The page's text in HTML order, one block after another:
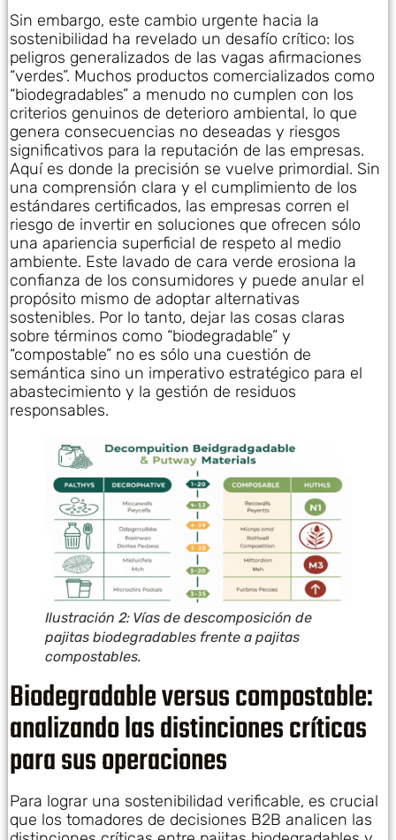
Sin embargo, este cambio urgente hacia la
sostenibilidad ha revelado un desafío crítico: los
peligros generalizados de las vagas afirmaciones
“verdes”. Muchos productos comercializados como
“biodegradables” a menudo no cumplen con los
criterios genuinos de deterioro ambiental, lo que
genera consecuencias no deseadas y riesgos
significativos para la reputación de las empresas.
Aquí es donde la precisión se vuelve primordial. Sin
una comprensión clara y el cumplimiento de los
estándares certificados, las empresas corren el
riesgo de invertir en soluciones que ofrecen sólo
una apariencia superficial de respeto al medio
ambiente. Este lavado de cara verde erosiona la
confianza de los consumidores y puede anular el
propósito mismo de adoptar alternativas
sostenibles. Por lo tanto, dejar las cosas claras
sobre términos como “biodegradable” y
“compostable” no es sólo una cuestión de
semántica sino un imperativo estratégico para el
abastecimiento y la gestión de residuos
responsables.
Ilustración 2: Vías de descomposición de
pajitas biodegradables frente a pajitas
compostables.
Biodegradable versus compostable:
analizando las distinciones críticas
para sus operaciones
Para lograr una sostenibilidad verificable, es crucial
que los tomadores de decisiones B2B analicen las